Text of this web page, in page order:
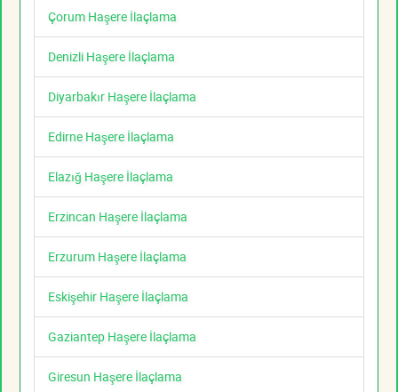
Çorum Haşere İlaçlama
Denizli Haşere İlaçlama
Diyarbakır Haşere İlaçlama
Edirne Haşere İlaçlama
Elazığ Haşere İlaçlama
Erzincan Haşere İlaçlama
Erzurum Haşere İlaçlama
Eskişehir Haşere İlaçlama
Gaziantep Haşere İlaçlama
Giresun Haşere İlaçlama